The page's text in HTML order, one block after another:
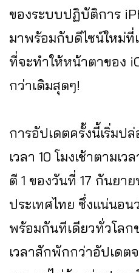
ของระบบปฏิบัติการ
มาพร้อมกับดีไซน์ใหม่ที่
ที่จะทำให้หน้าตาของ
กว่าเดิมสุดๆ!
การอัปเดตครั้งนี้เริ่มป
เวลา 10 โมงเช้าตาม
ตี 1 ของวันที่ 17 กันยาย
ประเทศไทย ซึ่งแน่นอ
พร้อมกันทีเดียวทั่วโลก
เวลาสักพักกว่าอัปเดต